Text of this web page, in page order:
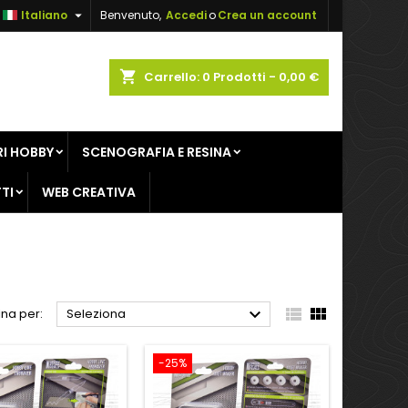
Benvenuto, AccedioCrea un account
Italiano 
shopping_cart Carrello: 0 Prodotti - 0,00 €
HOBBY SCENOGRAFIA E RESINA
WEB CREATIVA
per: Seleziona   
-25%